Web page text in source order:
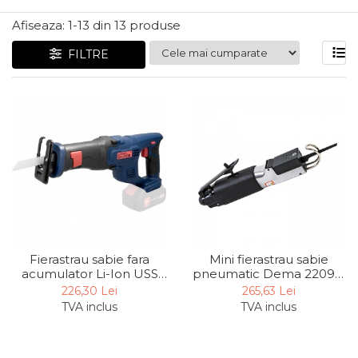
Articole Pentru Gradina
Accesorii Bucatarie
Cabluri Incalzitoare cu
Termostat
Accesorii Baie
Accesorii Telefoane
Ultrasunete
Cutii Depozitare
Chinga & Suport Mobila
Afiseaza: 1-13 din 13 produse
FILTRE
Fierastrau sabie fara
acumulator Li-Ion USS
18-0 Gude 58513, 18V,
3000 rpm, 14.5 mm
226,30 Lei
TVA inclus
Mini fierastrau sabie
pneumatic Dema 22099,
9000 rpm, 10 mm
265,63 Lei
TVA inclus